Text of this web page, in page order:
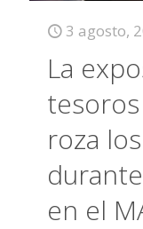
3 agosto,
La
roza
en el